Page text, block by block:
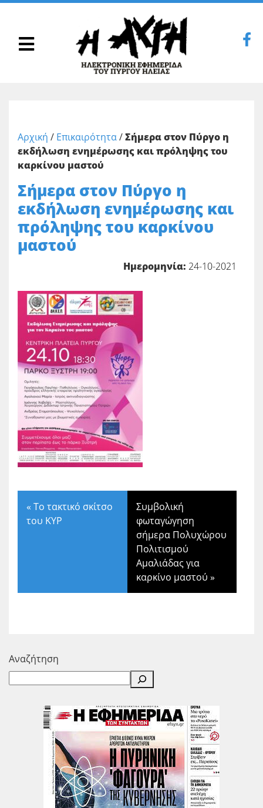
Αρχική / Επικαιρότητα/Σήμερα στον Πύργο η
εκδήλωση ενημέρωσης και πρόληψης του
καρκίνου μαστού
Σήμερα στον Πύργο η
εκδήλωση ενημέρωσης και
πρόληψης του καρκίνου
μαστού
Ημερομηνία: 24-10-2021
« Το τακτικό σκίτσο
του ΚΥΡ
Συμβολική
φωταγώγηση
σήμερα Πολυχώρου
Πολιτισμού
Αμαλιάδας για
καρκίνο μαστού »
Αναζήτηση